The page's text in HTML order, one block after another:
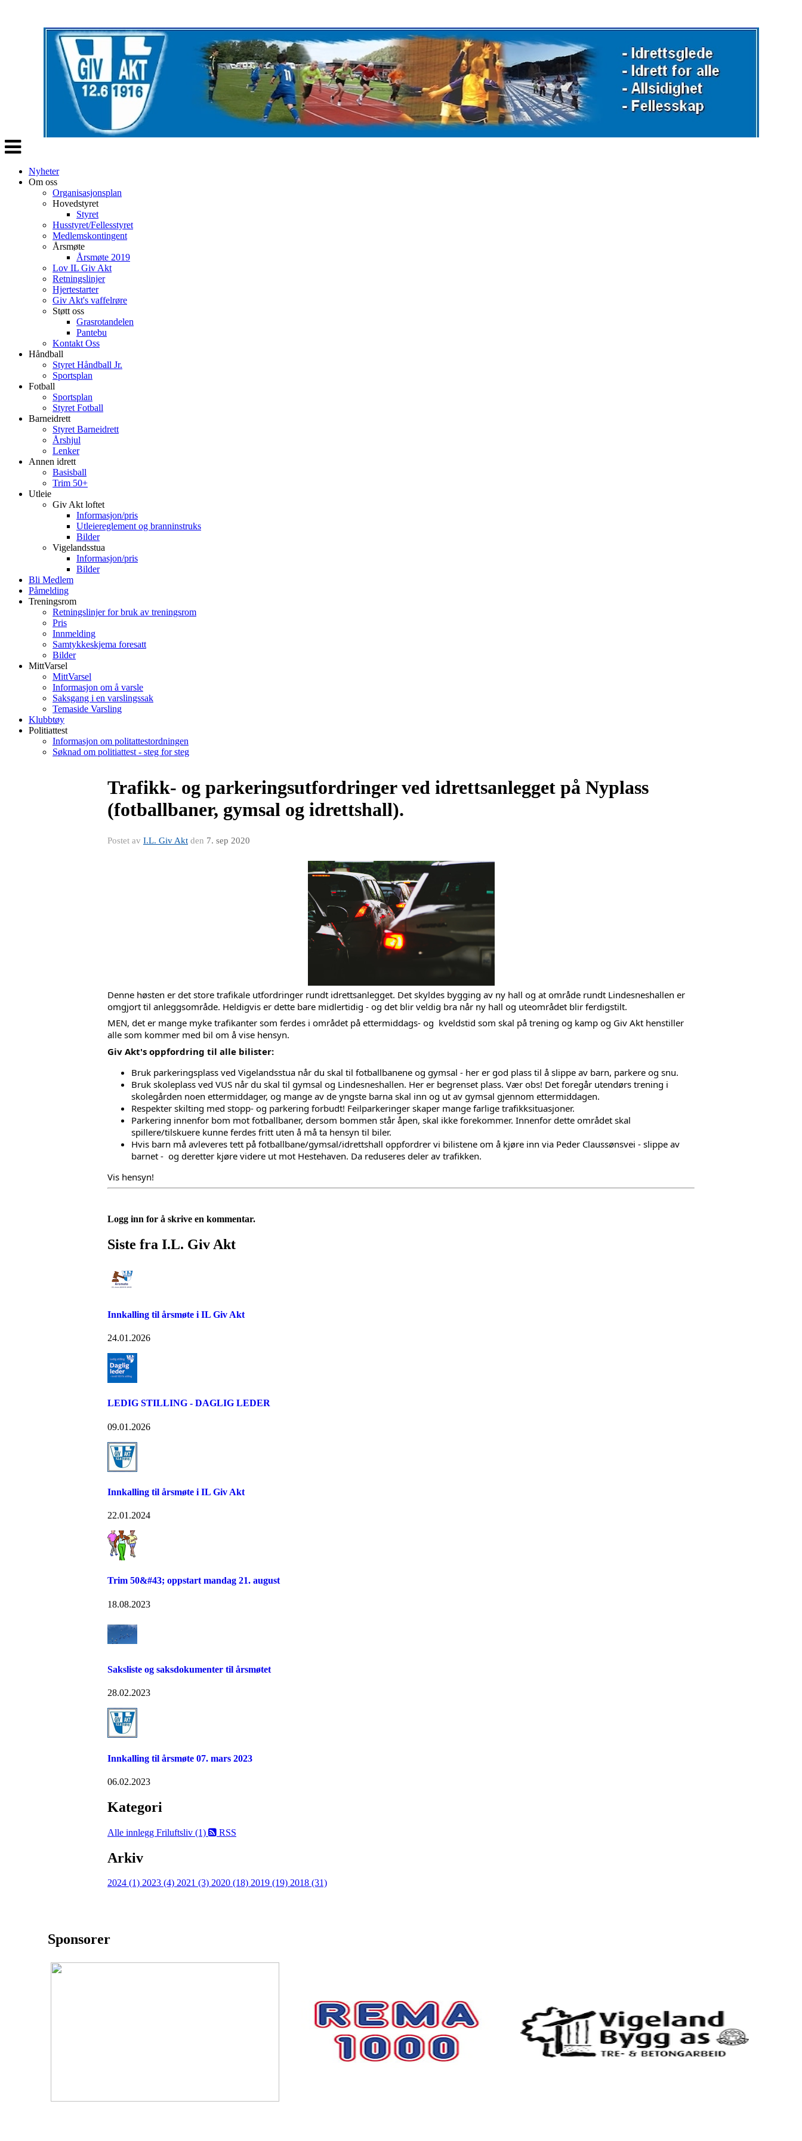
Veksle
navigasjon
Nyheter
Om oss
Organisasjonsplan
Hovedstyret
Styret
Husstyret/Fellesstyret
Medlemskontingent
Årsmøte
Årsmøte 2019
Lov IL Giv Akt
Retningslinjer
Hjertestarter
Giv Akt's vaffelrøre
Støtt oss
Grasrotandelen
Pantebu
Kontakt Oss
Håndball
Styret Håndball Jr.
Sportsplan
Fotball
Sportsplan
Styret Fotball
Barneidrett
Styret Barneidrett
Årshjul
Lenker
Annen idrett
Basisball
Trim 50+
Utleie
Giv Akt loftet
Informasjon/pris
Utleiereglement og branninstruks
Bilder
Vigelandsstua
Informasjon/pris
Bilder
Bli Medlem
Påmelding
Treningsrom
Retningslinjer for bruk av treningsrom
Pris
Innmelding
Samtykkeskjema foresatt
Bilder
MittVarsel
MittVarsel
Informasjon om å varsle
Saksgang i en varslingssak
Temaside Varsling
Klubbtøy
Politiattest
Informasjon om politattestordningen
Søknad om politiattest - steg for steg
Trafikk- og parkeringsutfordringer ved idrettsanlegget på Nyplass
(fotballbaner, gymsal og idrettshall).
Postet av I.L. Giv Akt den 7. sep 2020
Denne høsten er det store trafikale utfordringer rundt idrettsanlegget. Det skyldes bygging av ny hall og at område rundt Lindesneshallen er
omgjort til anleggsområde. Heldigvis er dette bare midlertidig - og det blir veldig bra når ny hall og uteområdet blir ferdigstilt.
MEN, det er mange myke trafikanter som ferdes i området på ettermiddags- og  kveldstid som skal på trening og kamp og Giv Akt henstiller
alle som kommer med bil om å vise hensyn.
Giv Akt's oppfordring til alle bilister:
Bruk parkeringsplass ved Vigelandsstua når du skal til fotballbanene og gymsal - her er god plass til å slippe av barn, parkere og snu.
Bruk skoleplass ved VUS når du skal til gymsal og Lindesneshallen. Her er begrenset plass. Vær obs! Det foregår utendørs trening i
skolegården noen ettermiddager, og mange av de yngste barna skal inn og ut av gymsal gjennom ettermiddagen.
Respekter skilting med stopp- og parkering forbudt! Feilparkeringer skaper mange farlige trafikksituasjoner.
Parkering innenfor bom mot fotballbaner, dersom bommen står åpen, skal ikke forekommer. Innenfor dette området skal
spillere/tilskuere kunne ferdes fritt uten å må ta hensyn til biler.
Hvis barn må avleveres tett på fotballbane/gymsal/idrettshall oppfordrer vi bilistene om å kjøre inn via Peder Claussønsvei - slippe av
barnet -  og deretter kjøre videre ut mot Hestehaven. Da reduseres deler av trafikken.
Vis hensyn!
Logg inn for å skrive en kommentar.
Siste fra I.L. Giv Akt
Innkalling til årsmøte i IL Giv Akt
24.01.2026
LEDIG STILLING - DAGLIG LEDER
09.01.2026
Innkalling til årsmøte i IL Giv Akt
22.01.2024
Trim 50&#43; oppstart mandag 21. august
18.08.2023
Saksliste og saksdokumenter til årsmøtet
28.02.2023
Innkalling til årsmøte 07. mars 2023
06.02.2023
Kategori
Alle innlegg Friluftsliv (1) RSS
Arkiv
2024 (1) 2023 (4) 2021 (3) 2020 (18) 2019 (19) 2018 (31)
Sponsorer